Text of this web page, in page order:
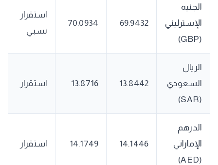
الجنيه
الإسترليني
(GBP)
69.9432
70.0934
استقرار
نسبي
الريال
السعودي
(SAR)
13.8442
13.8716 استقرار
الدرهم
الإماراتي
(AED)
14.1446
14.1749 استقرار